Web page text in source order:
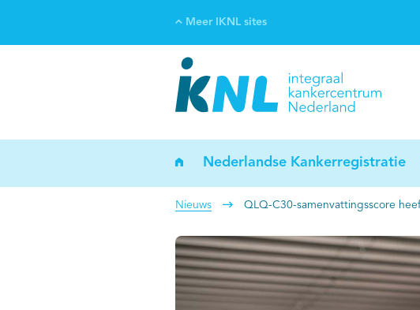
kanker
Meer IKNL sites
Nederlandse Kankerregistratie
Nieuws QLQ-C30-samenvattingsscore